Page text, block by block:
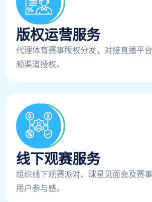
版权运营服务
代理体育赛事版权分发，对接直播平
频渠道授权。
线下观赛服务
组织线下观赛派对、球星见面会及赛
用户参与感。